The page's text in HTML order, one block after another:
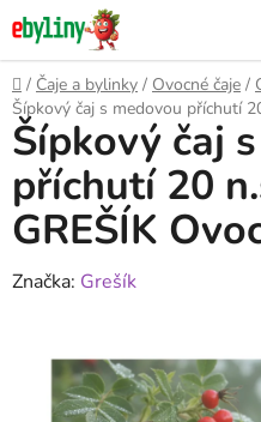
Přejít
na
obsah
Domů
/ Čaje a bylinky / Ovocné čaje /
Šípkový čaj s medovou příchutí
Šípkový čaj
příchutí 20
GREŠÍK
Značka: Grešík